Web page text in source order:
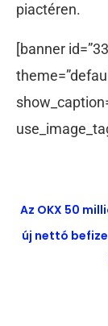
piactéren.
[banner
Az OKX 50
új nettó